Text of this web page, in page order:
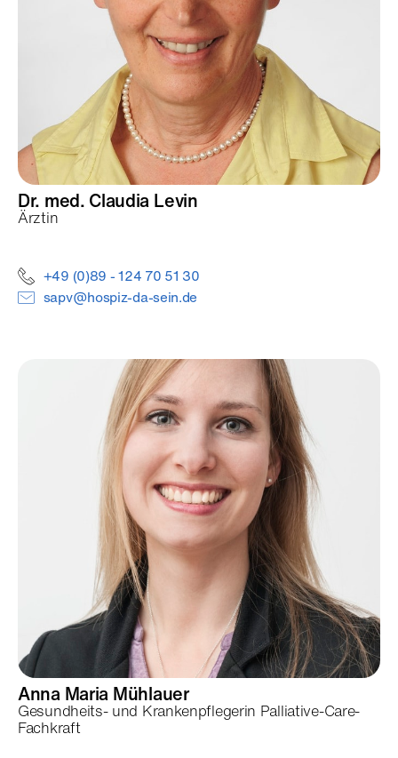
Dr. med. Claudia Levin
Ärztin
+49 (0)89 - 124 70 51 30
sapv@hospiz-da-sein.de
Anna Maria Mühlauer
Gesundheits- und Krankenpflegerin Palliative-Care-
Fachkraft